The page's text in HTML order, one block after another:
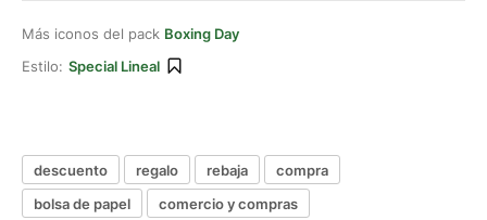
Más iconos del pack Boxing Day
Estilo: Special Lineal
descuento regalo rebaja
compra
bolsa de papel
comercio y compras